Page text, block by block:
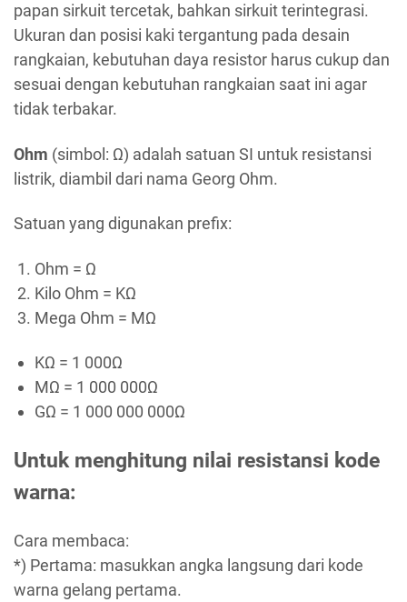
papan sirkuit tercetak, bahkan sirkuit terintegrasi.
Ukuran dan posisi kaki tergantung pada desain
rangkaian, kebutuhan daya resistor harus cukup dan
sesuai dengan kebutuhan rangkaian saat ini agar
tidak terbakar.
Ohm (simbol: Ω) adalah satuan SI untuk resistansi
listrik, diambil dari nama Georg Ohm.
Satuan yang digunakan prefix:
Ohm = Ω
Kilo Ohm = KΩ
Mega Ohm = MΩ
KΩ = 1 000Ω
MΩ = 1 000 000Ω
GΩ = 1 000 000 000Ω
Untuk menghitung nilai resistansi kode
warna:
Cara membaca:
*) Pertama: masukkan angka langsung dari kode
warna gelang pertama.